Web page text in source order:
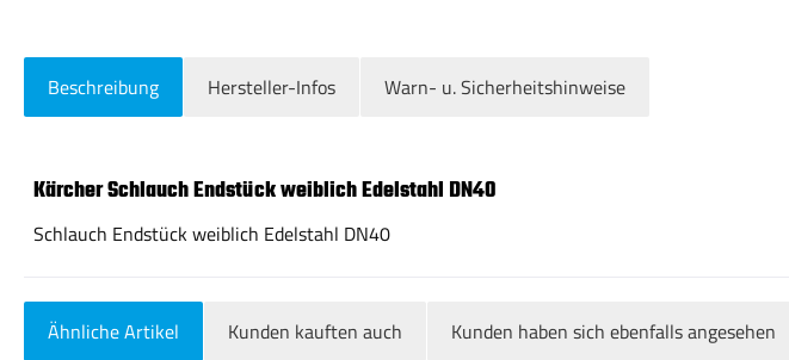
Beschreibung Hersteller-Infos Warn- u. Sicherheitshinweise
Kärcher Schlauch Endstück weiblich Edelstahl DN40
Schlauch Endstück weiblich Edelstahl DN40
Ähnliche Artikel Kunden kauften auch Kunden haben sich ebenfalls angesehen